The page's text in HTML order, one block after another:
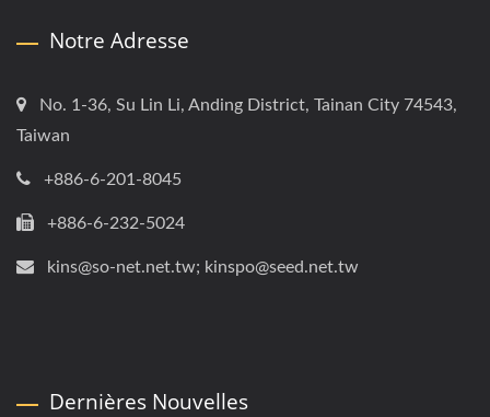
Notre Adresse
No. 1-36, Su Lin Li, Anding District, Tainan City 74543,
Taiwan
+886-6-201-8045
+886-6-232-5024
kins@so-net.net.tw; kinspo@seed.net.tw
Dernières Nouvelles